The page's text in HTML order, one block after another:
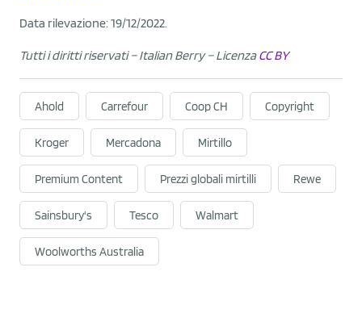
Data rilevazione: 19/12/2022.
Tutti i diritti riservati – Italian Berry – LicenzaCC BY
Ahold Carrefour Coop CH Copyright
Kroger Mercadona Mirtillo
Premium Content Prezzi globali mirtilli Rewe
Sainsbury's Tesco Walmart
Woolworths Australia